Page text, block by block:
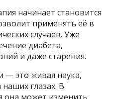
начинает становится
применять её в
случаев. Уже
диабета,
и даже старения.
— это живая наука,
глазах. В